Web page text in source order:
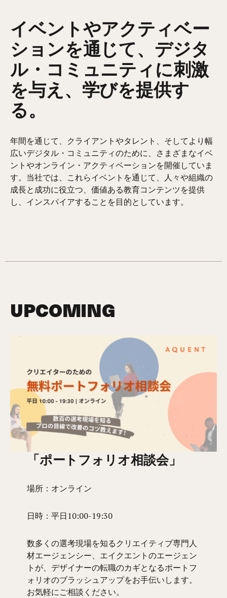
イベントやアクティベー
ションを通じて、デジタ
ル・コミュニティに刺激
を与え、学びを提供す
る。
年間を通じて、クライアントやタレント、そしてより幅
広いデジタル・コミュニティのために、さまざまなイベ
ントやオンライン・アクティベーションを開催していま
す。当社では、これらイベントを通じて、人々や組織の
成長と成功に役立つ、価値ある教育コンテンツを提供
し、インスパイアすることを目的としています。
UPCOMING
「ポートフォリオ相談会」
場所：オンライン
日時：平日10:00-19:30
数多くの選考現場を知るクリエイティブ専門人
材エージェンシー、エイクエントのエージェン
トが、デザイナーの転職のカギとなるポートフ
ォリオのブラッシュアップをお手伝いします。
お気軽にご相談ください。